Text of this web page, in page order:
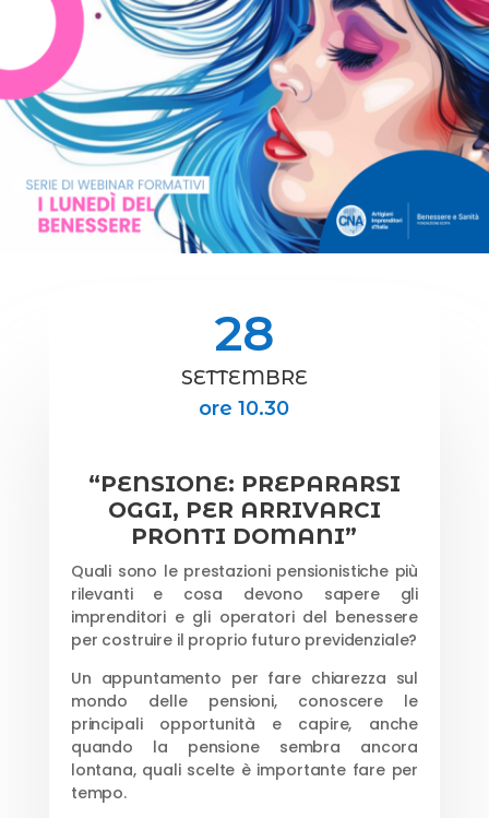
28
SETTEMBRE
ore 10.30
“PENSIONE: PREPARARSI
OGGI, PER ARRIVARCI
PRONTI DOMANI”
Quali sono le prestazioni pensionistiche più
rilevanti e cosa devono sapere gli
imprenditori e gli operatori del benessere
per costruire il proprio futuro previdenziale?
Un appuntamento per fare chiarezza sul
mondo delle pensioni, conoscere le
principali opportunità e capire, anche
quando la pensione sembra ancora
lontana, quali scelte è importante fare per
tempo.